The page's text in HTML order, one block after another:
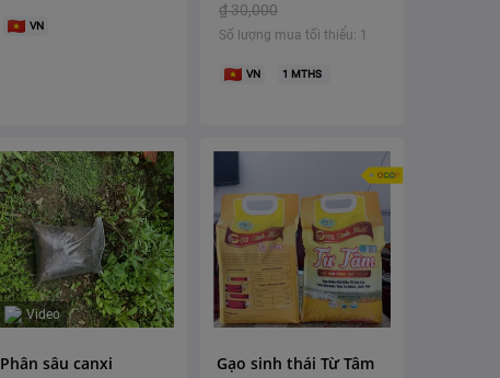
VN
₫30,000
Số lượng mua tối thiểu: 1
VN 1 MTHS
Video
Phân sâu canxi
Gạo sinh thái Từ Tâm